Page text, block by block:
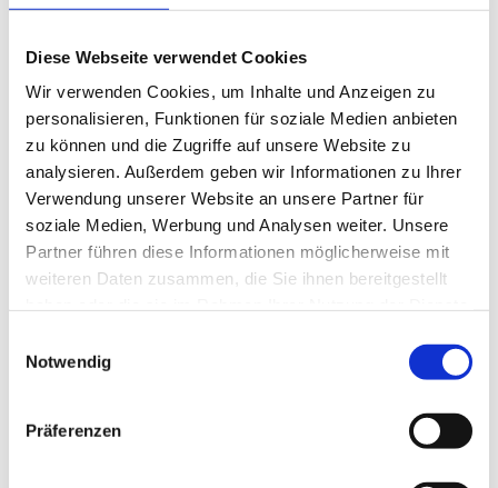
Diese Webseite verwendet Cookies
Wir verwenden Cookies, um Inhalte und Anzeigen zu
personalisieren, Funktionen für soziale Medien anbieten
zu können und die Zugriffe auf unsere Website zu
analysieren. Außerdem geben wir Informationen zu Ihrer
Verwendung unserer Website an unsere Partner für
soziale Medien, Werbung und Analysen weiter. Unsere
Partner führen diese Informationen möglicherweise mit
weiteren Daten zusammen, die Sie ihnen bereitgestellt
Notwendig
Präferenzen
Steigerung des Selbstwertgefühls
Belastungen
Burnout
Essstörungen
Persönlichkeitsstörungen
Unterstützung bei Entscheidungsfindung
hinsichtlich beruflicher oder privater Fragen
Hilfe im Umgang mit Ängsten
Verminderung von Selbstzweifeln
Begleitung bei Trauer